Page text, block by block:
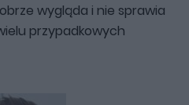
wygląda i nie sprawia
przypadkowych